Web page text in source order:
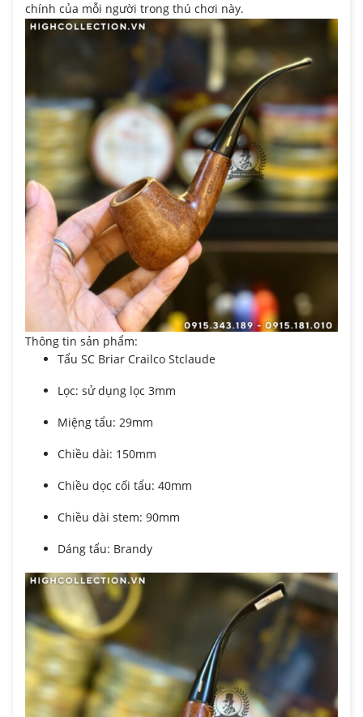
chính của mỗi người trong thú chơi này.
Thông tin sản phẩm:
Tẩu SC Briar Crailco Stclaude
Lọc: sử dụng lọc 3mm
Miệng tẩu: 29mm
Chiều dài: 150mm
Chiều dọc cối tẩu: 40mm
Chiều dài stem: 90mm
Dáng tẩu: Brandy